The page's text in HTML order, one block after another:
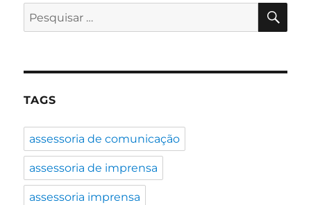
Pesquisar
por:
TAGS
assessoria de comunicação
assessoria de imprensa
assessoria imprensa